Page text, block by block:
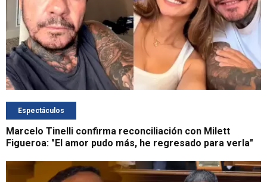
Espectáculos
Marcelo Tinelli confirma reconciliación con Milett
Figueroa: "El amor pudo más, he regresado para verla"